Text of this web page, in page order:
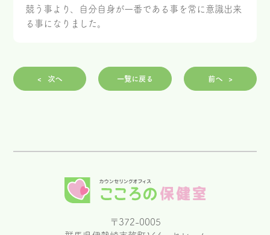
競う事より、自分自身が一番である事を常に意識出来
る事になりました。
< 次へ 一覧に戻る 前へ >
〒372-0005